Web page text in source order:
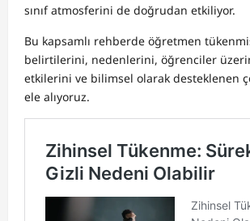
sınıf atmosferini de doğrudan etkiliyor.
Bu kapsamlı rehberde öğretmen
belirtilerini, nedenlerini, öğrenciler
etkilerini ve bilimsel olarak desteklenen
ele alıyoruz.